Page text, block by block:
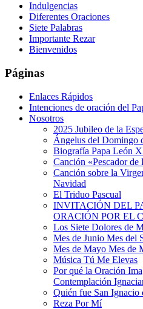
Indulgencias
Diferentes Oraciones
Siete Palabras
Importante Rezar
Bienvenidos
Páginas
Enlaces Rápidos
Intenciones de oración del
Nosotros
2025 Jubileo de la
Ángelus del Domingo
Biografía Papa León
Canción «Pescador de
Canción sobre la
Navidad
El Triduo Pascual
INVITACIÓN DEL
ORACIÓN POR EL
Los Siete Dolores de
Mes de Junio Mes del
Mes de Mayo Mes de
Música Tú Me Elevas
Por qué la Oración
Contemplación
Quién fue San Ignacio
Reza Por Mí